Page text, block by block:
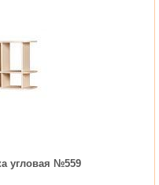
угловая №559